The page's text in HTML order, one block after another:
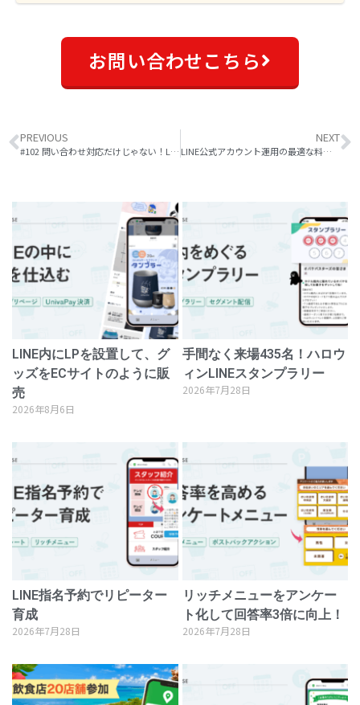
お問い合わせこちら
PREVIOUS
#102 問い合わせ対応だけじゃない！LINE公式アカウントチャットの使い方や活用事例
NEXT
LINE公式アカウント運用の最適な料金プランを選ぶには？
LINE内にLPを設置して、グ
ッズをECサイトのように販
売
2026年8月6日
手間なく来場435名！ハロウ
ィンLINEスタンプラリー
2026年7月28日
LINE指名予約でリピーター
育成
2026年7月28日
リッチメニューをアンケー
ト化して回答率3倍に向上！
2026年7月28日